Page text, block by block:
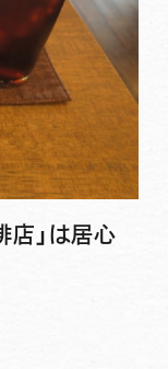
店」は居心